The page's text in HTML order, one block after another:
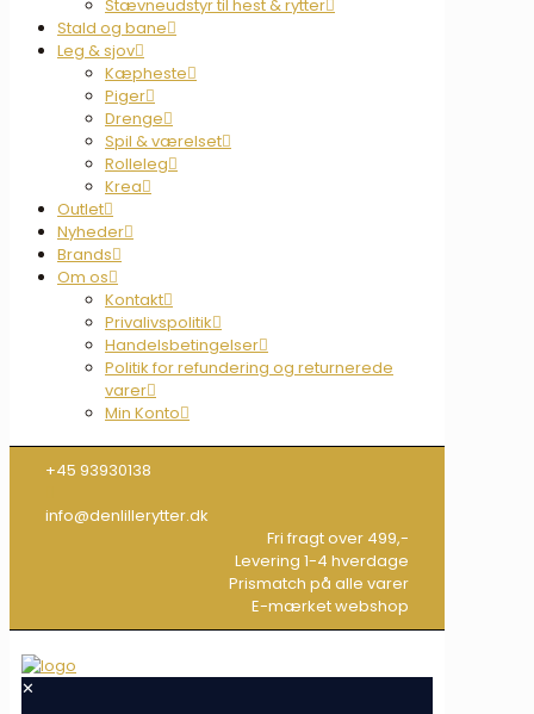
Stævneudstyr til hest & rytter
Stald og bane
Leg & sjov
Kæpheste
Piger
Drenge
Spil & værelset
Rolleleg
Krea
Outlet
Nyheder
Brands
Om os
Kontakt
Privalivspolitik
Handelsbetingelser
Politik for refundering og returnerede
varer
Min Konto
+45 93930138
info@denlillerytter.dk
Fri fragt over 499,-
Levering 1-4 hverdage
Prismatch på alle varer
E-mærket webshop
✕